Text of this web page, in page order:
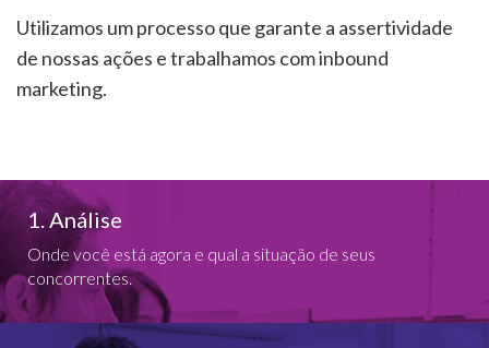
Utilizamos um processo que garante a assertividade
de nossas ações e trabalhamos com inbound
marketing.
1. Análise
Onde você está agora e qual a situação de seus
concorrentes.